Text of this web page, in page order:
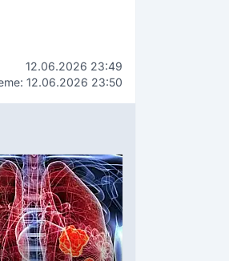
12.06.2026 23:49
12.06.2026 23:50